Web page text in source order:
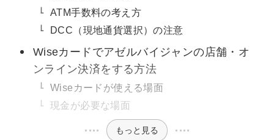
ATM手数料の考え方
DCC（現地通貨選択）の注意
Wiseカードでアゼルバイジャンの店舗・オ
ンライン決済をする方法
Wiseカードが使える場面
現金が必要な場面
もっと見る